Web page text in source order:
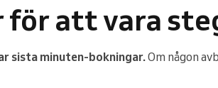
för att vara
sista minuten-bokningar.Om någon